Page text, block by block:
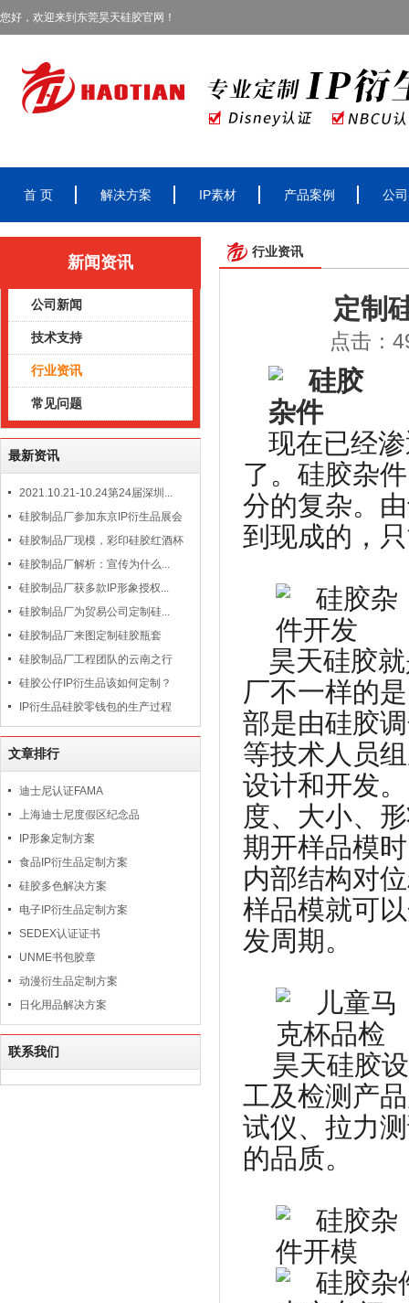
您好，欢迎来到东莞昊天硅胶官网！
首 页 解决方案 IP素材 产品案例 公
新闻资讯
公司新闻
技术支持
行业资讯
常见问题
最新资讯
2021.10.21-10.24第24届深圳...
硅胶制品厂参加东京IP衍生品展会
硅胶制品厂现模，彩印硅胶红酒杯
硅胶制品厂解析：宣传为什么...
硅胶制品厂获多款IP形象授权...
硅胶制品厂为贸易公司定制硅...
硅胶制品厂来图定制硅胶瓶套
硅胶制品厂工程团队的云南之行
硅胶公仔IP衍生品该如何定制？
IP衍生品硅胶零钱包的生产过程
文章排行
迪士尼认证FAMA
上海迪士尼度假区纪念品
IP形象定制方案
食品IP衍生品定制方案
硅胶多色解决方案
电子IP衍生品定制方案
SEDEX认证证书
UNME书包胶章
动漫衍生品定制方案
日化用品解决方案
联系我们
行业资讯
定制
点击：
现在已经
了。硅胶杂
分的复杂。
到现成的，
昊天硅胶
厂不一样的
部是由硅胶
等技术人员
设计和开发
度、大小、
期开样品模
内部结构对
样品模就可
发周期。
昊天硅胶设
工及检测产
试仪、拉力
的品质。